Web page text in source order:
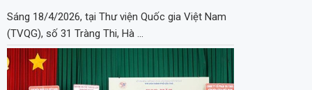
Sáng 18/4/2026, tại Thư viện Quốc gia Việt Nam
(TVQG), số 31 Tràng Thi, Hà …